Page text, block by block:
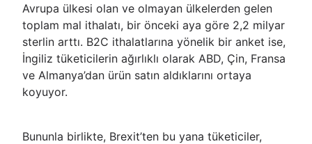
Avrupa ülkesi olan ve olmayan ülkelerden gelen
toplam mal ithalatı, bir önceki aya göre 2,2 milyar
sterlin arttı. B2C ithalatlarına yönelik bir anket ise,
İngiliz tüketicilerin ağırlıklı olarak ABD, Çin, Fransa
ve Almanya’dan ürün satın aldıklarını ortaya
koyuyor.
Bununla birlikte, Brexit’ten bu yana tüketiciler,